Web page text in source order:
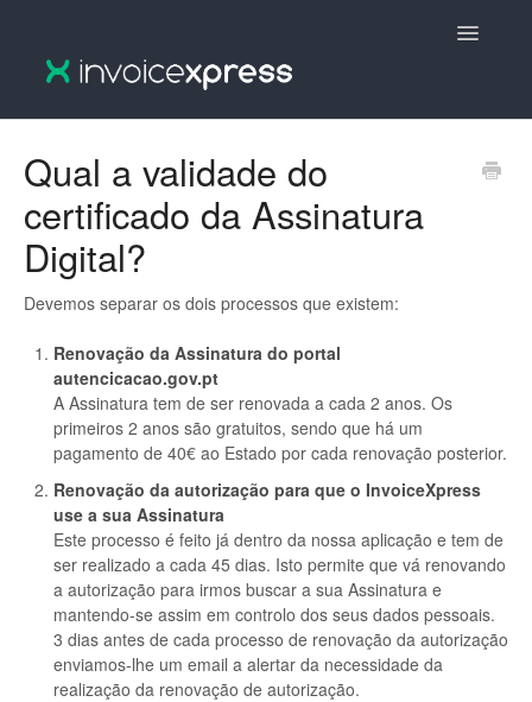
Toggle
🇵🇹 InvoiceXpress V2 :: Português
🇬🇧 InvoiceXpress :: English
Qual a validade do
certificado da Assinatura
Digital?
Devemos separar os dois processos que existem:
Renovação da Assinatura do portal
autencicacao.gov.pt
A Assinatura tem de ser renovada a cada 2 anos. Os
primeiros 2 anos são gratuitos, sendo que há um
pagamento de 40€ ao Estado por cada renovação posterior.
Renovação da autorização para que o InvoiceXpress
use a sua Assinatura
Este processo é feito já dentro da nossa aplicação e tem de
ser realizado a cada 45 dias. Isto permite que vá renovando
a autorização para irmos buscar a sua Assinatura e
mantendo-se assim em controlo dos seus dados pessoais.
3 dias antes de cada processo de renovação da autorização
enviamos-lhe um email a alertar da necessidade da
realização da renovação de autorização.